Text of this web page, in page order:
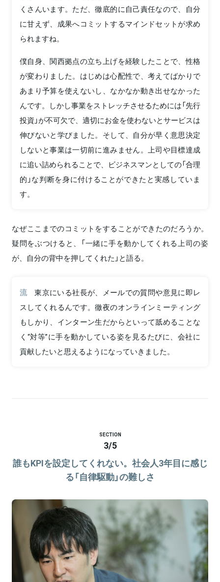
くさんいます。ただ、徹底的に自己責任なので、自分
に甘えず、成果へコミットするマインドセットが求め
られますね。
僕自身、関西拠点の立ち上げを経験したことで、性格
が変わりました。はじめは心配性で、考えてばかりで
あまり予算を使えないし、なかなか動き出せなかった
んです。しかし事業をストレッチさせるためには「先行
投資」が不可欠で、適切にお金を使わないとサービスは
伸びないと学びました。そして、自分が早く意思決定
しないと事業は一切前に進みません。上司や目標達成
に追い詰められることで、ビジネスマンとしての「合理
的」な判断を身に付けることができたと実感していま
す。
なぜここまでのコミットをすることができたのだろうか。
疑問をぶつけると、「一緒に手を動かしてくれる上司の姿
が、自分の背中を押してくれた」と語る。
流
東京にいる社長が、メールでの質問や意見に即レ
スしてくれるんです。徹夜のオンラインミーティング
もしかり、インターン生だからといって舐めることな
く“対等”に手を動かしている姿を見るたびに、会社に
貢献したいと思えるようになっていきました。
SECTION
3/5
誰もKPIを設定してくれない。社会人3年目に感じ
る「自律駆動」の難しさ